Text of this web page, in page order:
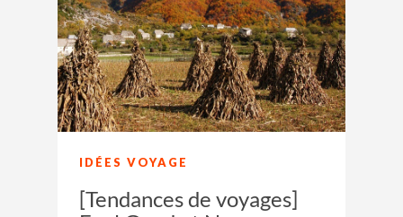
IDÉES VOYAGE
[Tendances de voyages]